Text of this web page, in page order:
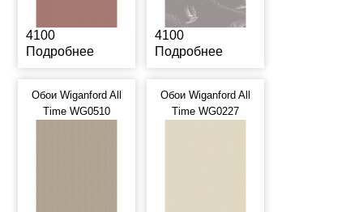
4100
Подробнее
4100
Подробнее
Обои Wiganford All
Time WG0510
Обои Wiganford All
Time WG0227